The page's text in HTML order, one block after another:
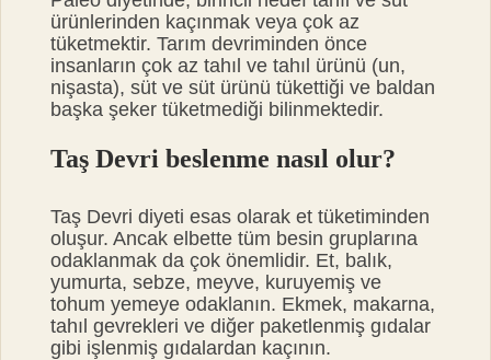
ürünlerinden kaçınmak veya çok az
tüketmektir. Tarım devriminden önce
insanların çok az tahıl ve tahıl ürünü (un,
nişasta), süt ve süt ürünü tükettiği ve baldan
başka şeker tüketmediği bilinmektedir.
Taş Devri beslenme nasıl olur?
Taş Devri diyeti esas olarak et tüketiminden
oluşur. Ancak elbette tüm besin gruplarına
odaklanmak da çok önemlidir. Et, balık,
yumurta, sebze, meyve, kuruyemiş ve
tohum yemeye odaklanın. Ekmek, makarna,
tahıl gevrekleri ve diğer paketlenmiş gıdalar
gibi işlenmiş gıdalardan kaçının.